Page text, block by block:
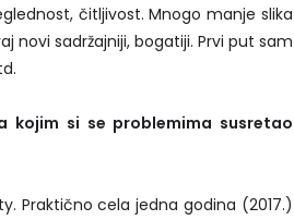
čitljivost. Mnogo manje slika
novi sadržajniji, bogatiji. Prvi put sam
kojim si se problemima susretao
Praktično cela jedna godina (2017.)